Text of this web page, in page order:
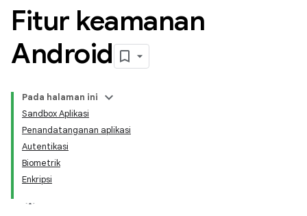
Fitur keamanan
Android
Pada halaman ini
Sandbox Aplikasi
Penandatanganan aplikasi
Autentikasi
Biometrik
Enkripsi